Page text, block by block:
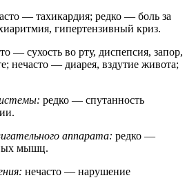
— тахикардия; редко — боль за
гипертензивный криз.
— сухость во рту, диспепсия, запор,
нечасто — диарея, вздутие живота;
редко — спутанность
аппарата: редко —
мышц.
нечасто — нарушение